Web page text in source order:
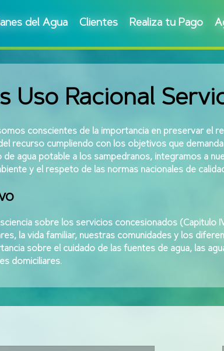
del Agua Clientes Realiza tu Pago
Uso Racional
conscientes de la importancia en preservar el
recurso cumpliendo con los objetivos que
de agua potable a los sampedranos, integramos a
y el respeto de las normas nacionales de
sobre los servicios concesionados (Capitulo
la vida familiar, nuestras comunidades y los
sobre el cuidado de las fuentes de agua, las
domiciliares.